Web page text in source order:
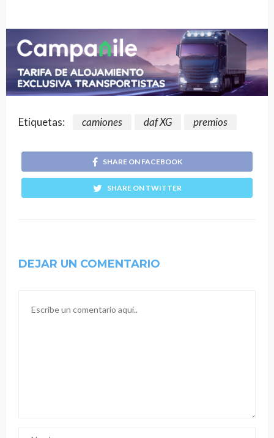
Etiquetas: camiones daf XG premios
SHARE ON FACEBOOK
SHARE ON TWITTER
DEJAR UN COMENTARIO